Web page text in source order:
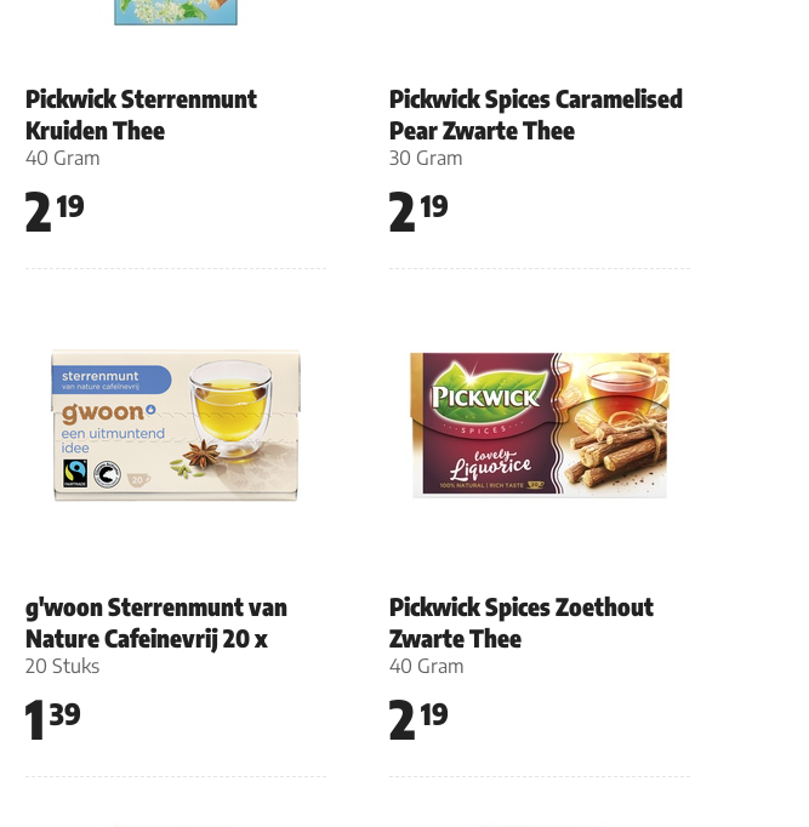
Pickwick Sterrenmunt
Kruiden Thee
40 Gram
219
Pickwick Spices Caramelised
Pear Zwarte Thee
30 Gram
219
g'woon Sterrenmunt van
Nature Cafeinevrij 20 x
20 Stuks
1 39
Pickwick Spices Zoethout
Zwarte Thee
40 Gram
219